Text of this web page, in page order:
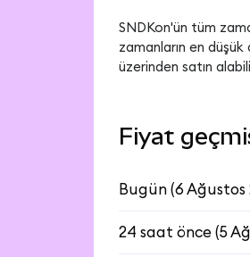
SNDKon'ün tüm
zamanların en
üzerinden satın
Fiyat
Bugün (6 Ağustos
24 saat önce (5